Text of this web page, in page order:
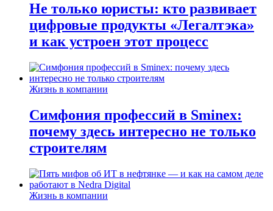
Не только юристы: кто развивает
цифровые продукты «Легалтэка»
и как устроен этот процесс
Жизнь в компании
Симфония профессий в Sminex:
почему здесь интересно не только
строителям
Жизнь в компании